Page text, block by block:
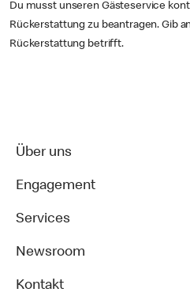
Du musst unseren Gästeservice
Rückerstattung zu beantragen. Gib
Rückerstattung betrifft.
Über uns
Engagement
Services
Newsroom
Kontakt